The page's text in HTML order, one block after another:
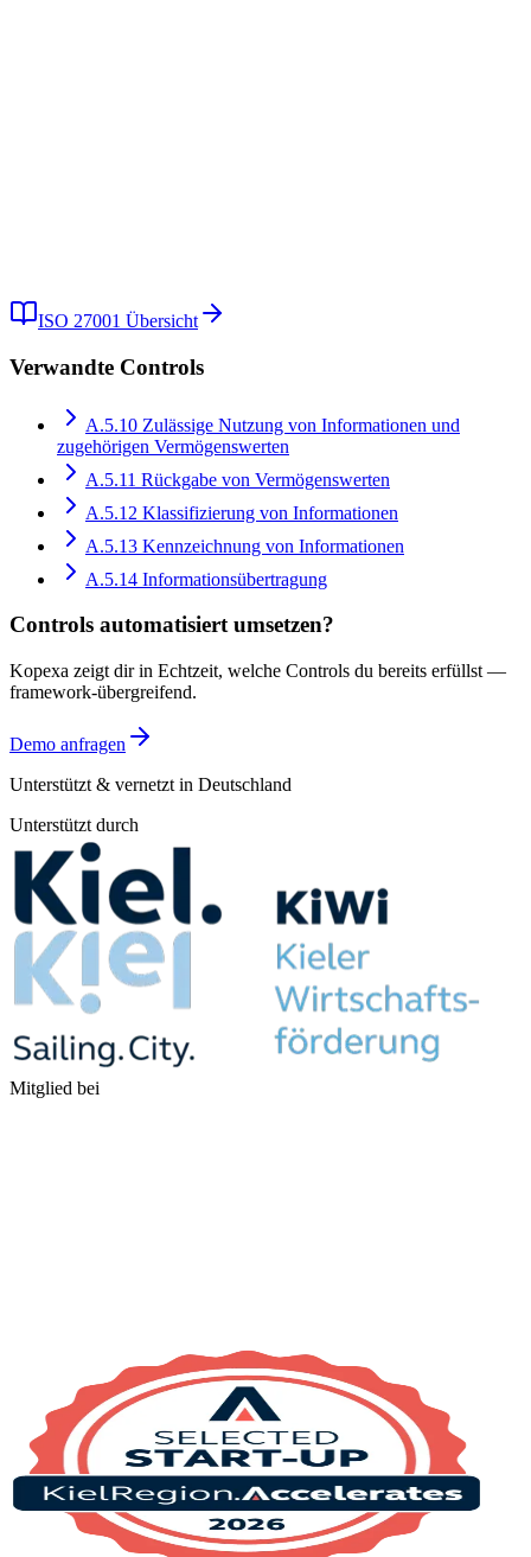
Kostenlose Demo Kostenlos testen
ISO 27001 Übersicht
Verwandte Controls
A.5.10 Zulässige Nutzung von Informationen und
zugehörigen Vermögenswerten
A.5.11 Rückgabe von Vermögenswerten
A.5.12 Klassifizierung von Informationen
A.5.13 Kennzeichnung von Informationen
A.5.14 Informationsübertragung
Controls automatisiert umsetzen?
Kopexa zeigt dir in Echtzeit, welche Controls du bereits erfüllst —
framework-übergreifend.
Demo anfragen
Unterstützt & vernetzt in Deutschland
Unterstützt durch
Mitglied bei